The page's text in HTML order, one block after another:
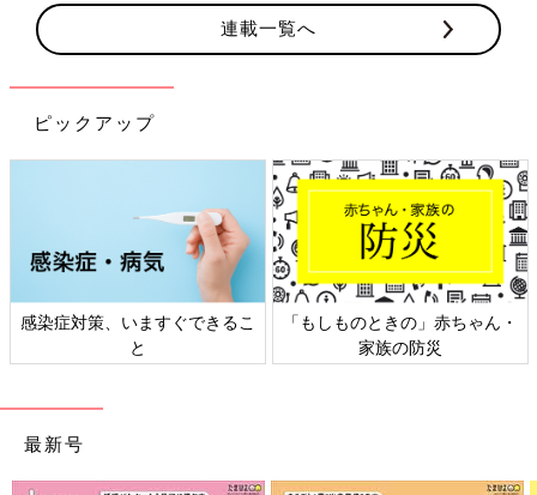
連載一覧へ
ピックアップ
感染症対策、いますぐできるこ
と
「もしものときの」赤ちゃん・
家族の防災
最新号